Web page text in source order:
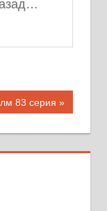
83 серия